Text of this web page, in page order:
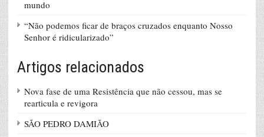
mundo
“Não podemos ficar de braços cruzados enquanto Nosso
Senhor é ridicularizado”
Artigos relacionados
Nova fase de uma Resistência que não cessou, mas se
rearticula e revigora
SÃO PEDRO DAMIÃO